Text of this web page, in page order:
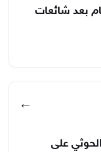
بعد شائعات
←
على